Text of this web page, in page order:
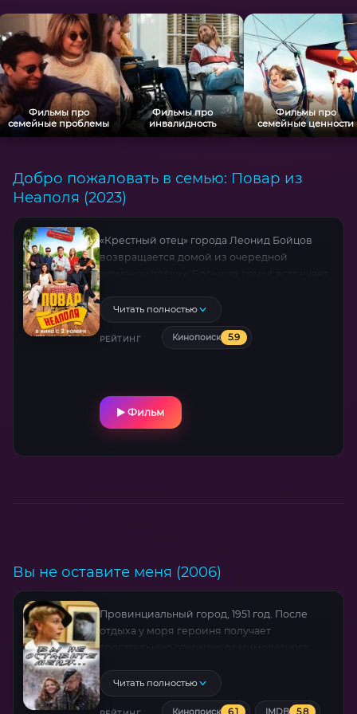
Фильмы про
семейные проблемы
Фильмы про
инвалидность
Фильмы про
семейные ценности
Добро пожаловать в семью: Повар из
Неаполя (2023)
«Крестный отец» города Леонид Бойцов
возвращается домой из очередной
нужно решать немедленно. В большом
темном кабинете Леонид встречается
с людьми и выслушивает их проблемы.
но не спешит открывать ресторан. Поэтому
ресторатор хочет вернуть вложения
решить вопрос. Но подружившись
Читать полностью
РЕЙТИНГ Кинопоиск 5.9
Фильм
Вы не оставите меня (2006)
Провинциальный город, 1951 год. После
отдыха у моря героиня получает
мужа. Вместо гнева он демонстрирует
ледяное спокойствие и решает ответить
Читать полностью
Кинопоиск 6.1 IMDB 5.8